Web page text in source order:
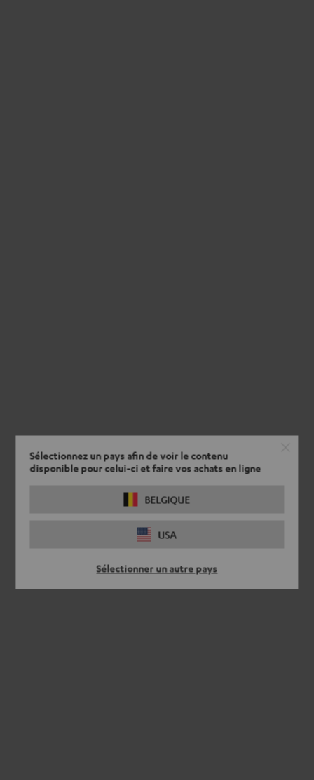
Sélectionnez un pays afin de voir le contenu
disponible pour celui-ci et faire vos achats en ligne
BELGIQUE
USA
Sélectionner un autre pays